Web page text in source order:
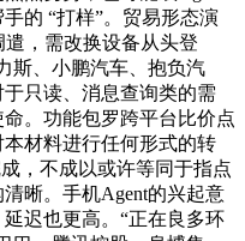
的 “打样”。贸易形态演
，需改换设备从头登
斯、小鹏汽车、抱负汽
只读、消息查询类的需
。功能包罗跨平台比价点
材料进行任何形式的转
，不成以或许等同于指点
晰。手机Agent的兴起意
迟也更高。“正在良多环